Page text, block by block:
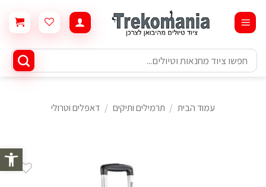
פתח
content
חיפוש
עבור:
עמוד הבית / תרמילים ותיקים / דאפלים וטרולי